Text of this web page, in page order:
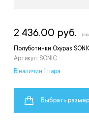
Полуботинки Oxypas
Артикул: SONIC
2 436.00 руб.
В наличии 1 пара
Выбрать размер